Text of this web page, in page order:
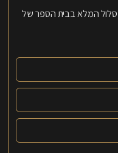
המלא בבית הספר של